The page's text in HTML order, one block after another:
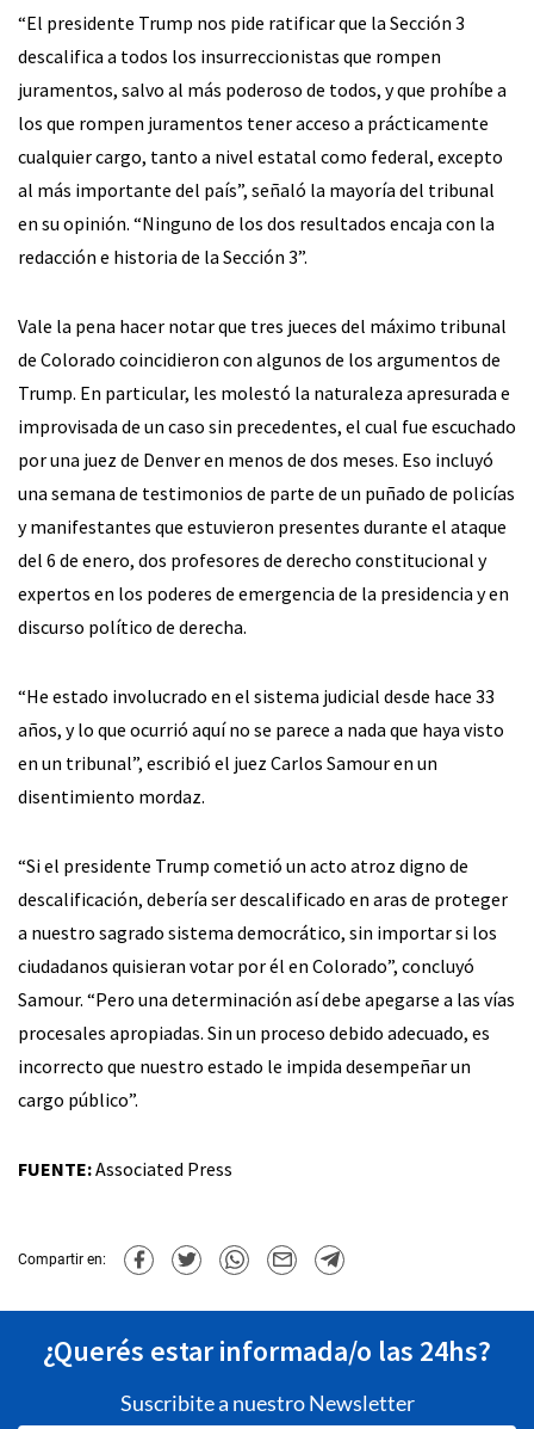
“El presidente Trump nos pide ratificar que la Sección 3
descalifica a todos los insurreccionistas que rompen
juramentos, salvo al más poderoso de todos, y que prohíbe a
los que rompen juramentos tener acceso a prácticamente
cualquier cargo, tanto a nivel estatal como federal, excepto
al más importante del país”, señaló la mayoría del tribunal
en su opinión. “Ninguno de los dos resultados encaja con la
redacción e historia de la Sección 3”.
Vale la pena hacer notar que tres jueces del máximo tribunal
de Colorado coincidieron con algunos de los argumentos de
Trump. En particular, les molestó la naturaleza apresurada e
improvisada de un caso sin precedentes, el cual fue escuchado
por una juez de Denver en menos de dos meses. Eso incluyó
una semana de testimonios de parte de un puñado de policías
y manifestantes que estuvieron presentes durante el ataque
del 6 de enero, dos profesores de derecho constitucional y
expertos en los poderes de emergencia de la presidencia y en
discurso político de derecha.
“He estado involucrado en el sistema judicial desde hace 33
años, y lo que ocurrió aquí no se parece a nada que haya visto
en un tribunal”, escribió el juez Carlos Samour en un
disentimiento mordaz.
“Si el presidente Trump cometió un acto atroz digno de
descalificación, debería ser descalificado en aras de proteger
a nuestro sagrado sistema democrático, sin importar si los
ciudadanos quisieran votar por él en Colorado”, concluyó
Samour. “Pero una determinación así debe apegarse a las vías
procesales apropiadas. Sin un proceso debido adecuado, es
incorrecto que nuestro estado le impida desempeñar un
cargo público”.
FUENTE:Associated Press
Compartir en:
¿Querés estar informada/o las 24hs?
Suscribite a nuestro Newsletter